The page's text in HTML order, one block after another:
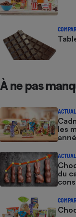
À ne pas
les
du